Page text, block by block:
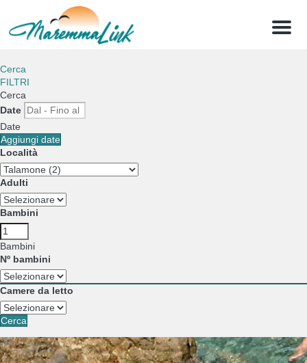
Menu
Cerca
FILTRI
Cerca
Date
Date
Aggiungi date
Località
Adulti
Bambini
Bambini
Nº bambini
Camere da letto
Cerca